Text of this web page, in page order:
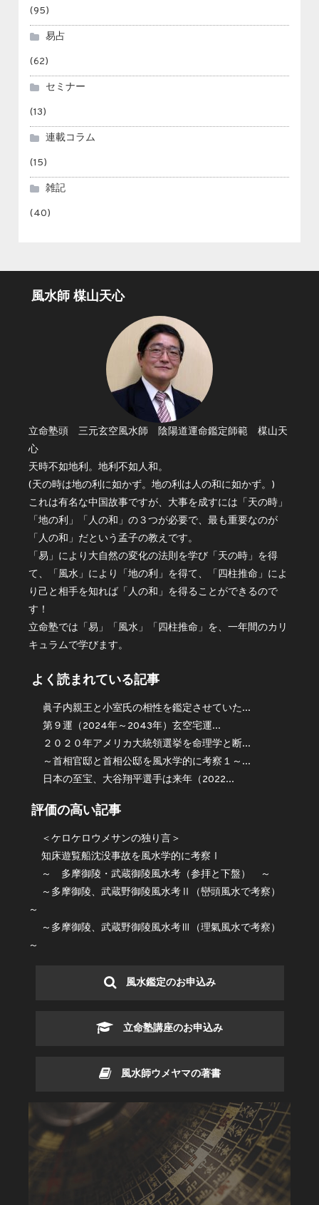
(95)
易占
(62)
セミナー
(13)
連載コラム
(15)
雑記
(40)
風水師 楳山天心
立命塾頭 三元玄空風水師 陰陽道運命鑑定師範 楳山天
心
天時不如地利。地利不如人和。
(天の時は地の利に如かず。地の利は人の和に如かず。)
これは有名な中国故事ですが、大事を成すには「天の時」
「地の利」「人の和」の３つが必要で、最も重要なのが
「人の和」だという孟子の教えです。
「易」により大自然の変化の法則を学び「天の時」を得
て、「風水」により「地の利」を得て、「四柱推命」によ
り己と相手を知れば「人の和」を得ることができるので
す！
立命塾では「易」「風水」「四柱推命」を、一年間のカリ
キュラムで学びます。
よく読まれている記事
眞子内親王と小室氏の相性を鑑定させていた...
第９運（2024年～2043年）玄空宅運...
２０２０年アメリカ大統領選挙を命理学と断...
～首相官邸と首相公邸を風水学的に考察１～...
日本の至宝、大谷翔平選手は来年（2022...
評価の高い記事
＜ケロケロウメサンの独り言＞
知床遊覧船沈没事故を風水学的に考察Ⅰ
～ 多摩御陵・武蔵御陵風水考（参拝と下盤） ～
～多摩御陵、武蔵野御陵風水考Ⅱ（巒頭風水で考察）
～
～多摩御陵、武蔵野御陵風水考Ⅲ（理氣風水で考察）
～
風水鑑定のお申込み
立命塾講座のお申込み
風水師ウメヤマの著書